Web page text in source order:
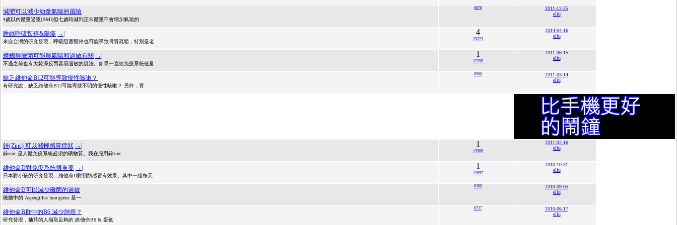
減肥可以減少幼童氣喘的風險
4歲以內體重過重(BMI)但七歲時減到正常體重不會增加氣喘的
5878
2011-12-25
eliu
睡眠呼吸暫停&陽痿 →|
來自台灣的研究發現，呼吸阻塞暫停也可能導致骨質疏鬆，特別是老
4
25223
2014-04-16
eliu
蟑螂與黴菌可能與氣喘和過敏有關 →|
不過之前也有太乾淨反而容易過敏的說法。如果一直給免疫系統低量
1
12398
2011-06-15
eliu
缺乏維他命B12可能導致慢性咳嗽？
有研究說，缺乏維他命B12可能導致不明的慢性咳嗽？ 另外，胃
6560
2011-03-14
eliu
鋅(Zinc) 可以減輕感冒症狀 →|
鋅zinc 是人體免疫系統必須的礦物質。我在服用鋅zinc
1
13506
2011-02-16
eliu
維他命D對免疫系統很重要 →|
日本對小孩的研究發現，維他命D對預防感冒有效果。其中一組每天
1
12657
2010-10-31
eliu
維他命D可以減少黴菌的過敏
黴菌中的 Aspergillus fumigatus 是一
6360
2010-09-05
eliu
維他命B群中的B6 減少肺癌？
研究發現，抽菸的人攝取足夠的 維他命B6 & 蛋氨
6237
2010-06-17
eliu